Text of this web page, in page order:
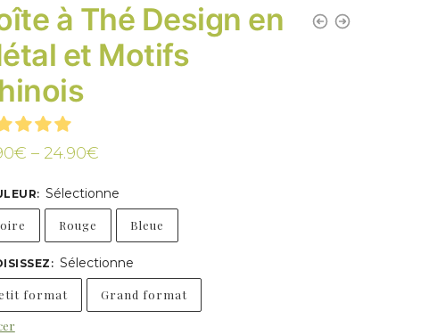
à Thé Design en
et Motifs
€ – 24.90€
: Sélectionne
Rouge Bleue
: Sélectionne
format Grand format